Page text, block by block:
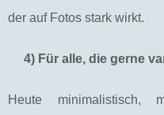
der auf Fotos stark wirkt.
4) Für alle, die gerne
Heute minimalistisch,